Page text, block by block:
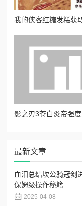
最新文章
血泪总结坎公骑冠剑
保姆级操作秘籍
2025-04-08